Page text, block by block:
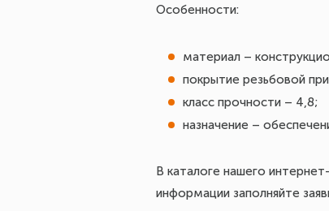
Особенности:
материал –
покрытие резьбовой
класс прочности – 4,8;
назначение –
В каталоге нашего
информации заполняйте